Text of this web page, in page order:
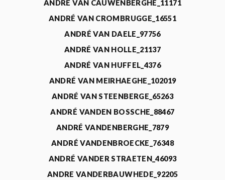
ANDRE VAN CAUWENBERGHE_11171
ANDRÉ VAN CROMBRUGGE_16551
ANDRÉ VAN DAELE_97756
ANDRÉ VAN HOLLE_21137
ANDRÉ VAN HUFFEL_4376
ANDRÉ VAN MEIRHAEGHE_102019
ANDRÉ VAN STEENBERGE_65263
ANDRÉ VANDEN BOSSCHE_88467
ANDRÉ VANDENBERGHE_7879
ANDRÉ VANDENBROECKE_76348
ANDRÉ VANDER STRAETEN_46093
ANDRE VANDERBAUWHEDE_92205